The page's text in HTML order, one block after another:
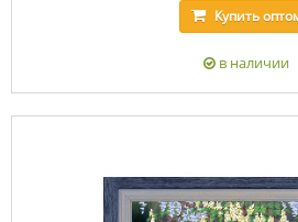
Купить
в наличии